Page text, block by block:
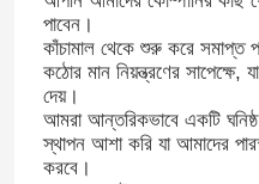
পাবেন।
কাঁচামাল থেকে শুরু করে সমাপ্ত
কঠোর মান নিয়ন্ত্রণের সাপেক্ষে,
দেয়।
আমরা আন্তরিকভাবে একটি
স্থাপন আশা করি যা আমাদের
করবে।